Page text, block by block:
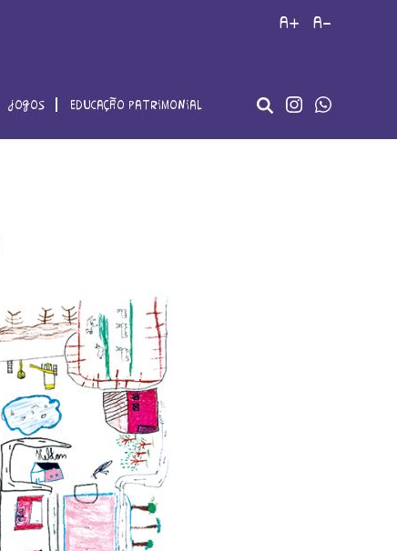
jogos educação patrimonial
a+ a-